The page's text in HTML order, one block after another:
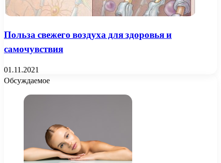
Польза свежего воздуха для здоровья и
самочувствия
01.11.2021
Обсуждаемое